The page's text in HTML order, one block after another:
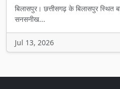
बिलासपुर। छत्तीसगढ़ के बिलासपुर स्थित
सनसनीख...
Jul 13, 2026